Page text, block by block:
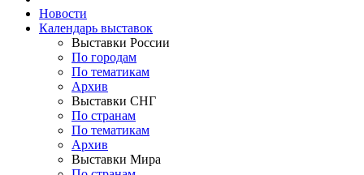
Новости
Календарь выставок
Выставки России
По городам
По тематикам
Архив
Выставки СНГ
По странам
По тематикам
Архив
Выставки Мира